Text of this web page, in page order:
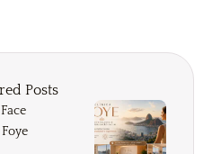
Posts